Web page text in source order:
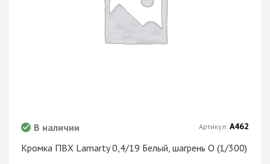
Кромка ПВХ Lamarty 0,4/19 Белый, шагрень O (1/300)
В наличии Артикул: А462